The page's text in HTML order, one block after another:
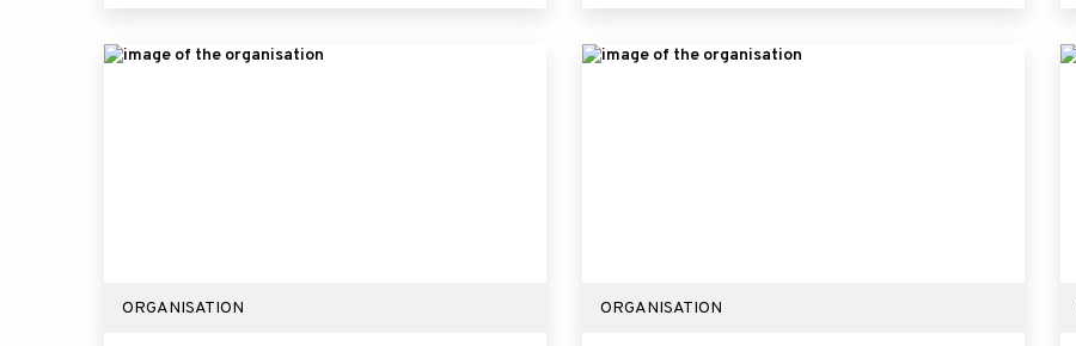
ORGANISATION ORGANISATION